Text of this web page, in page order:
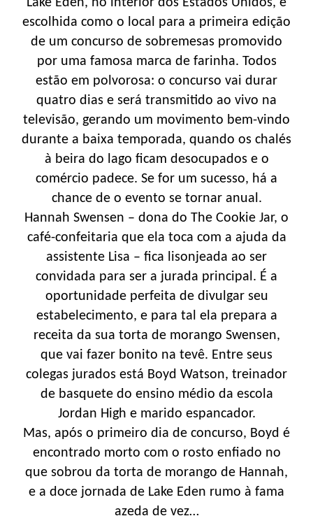
escolhida como o local para a primeira edição
de um concurso de sobremesas promovido
por uma famosa marca de farinha. Todos
estão em polvorosa: o concurso vai durar
quatro dias e será transmitido ao vivo na
televisão, gerando um movimento bem-vindo
durante a baixa temporada, quando os chalés
à beira do lago ficam desocupados e o
comércio padece. Se for um sucesso, há a
chance de o evento se tornar anual.
Hannah Swensen – dona do The Cookie Jar, o
café-confeitaria que ela toca com a ajuda da
assistente Lisa – fica lisonjeada ao ser
convidada para ser a jurada principal. É a
oportunidade perfeita de divulgar seu
estabelecimento, e para tal ela prepara a
receita da sua torta de morango Swensen,
que vai fazer bonito na tevê. Entre seus
colegas jurados está Boyd Watson, treinador
de basquete do ensino médio da escola
Jordan High e marido espancador.
Mas, após o primeiro dia de concurso, Boyd é
encontrado morto com o rosto enfiado no
que sobrou da torta de morango de Hannah,
e a doce jornada de Lake Eden rumo à fama
azeda de vez…